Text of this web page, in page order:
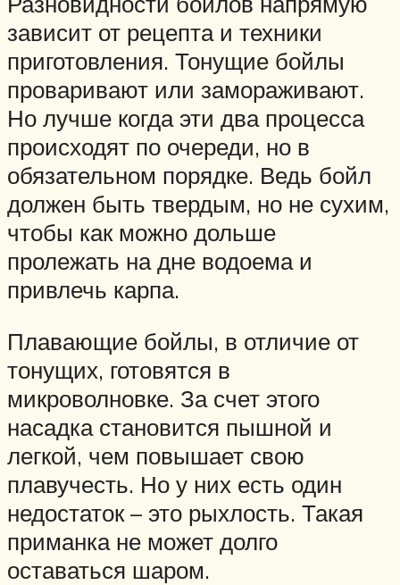
зависит от рецепта и техники
приготовления. Тонущие бойлы
проваривают или замораживают.
Но лучше когда эти два процесса
происходят по очереди, но в
обязательном порядке. Ведь бойл
должен быть твердым, но не сухим,
чтобы как можно дольше
пролежать на дне водоема и
привлечь карпа.
Плавающие бойлы, в отличие от
тонущих, готовятся в
микроволновке. За счет этого
насадка становится пышной и
легкой, чем повышает свою
плавучесть. Но у них есть один
недостаток – это рыхлость. Такая
приманка не может долго
оставаться шаром.